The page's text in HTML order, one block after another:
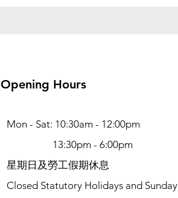
Opening Hours
Mon - Sat: 10:30am - 12:00pm
13:30pm - 6:00pm
​​星期日及勞工假期休息
Closed Statutory Holidays and Sunday